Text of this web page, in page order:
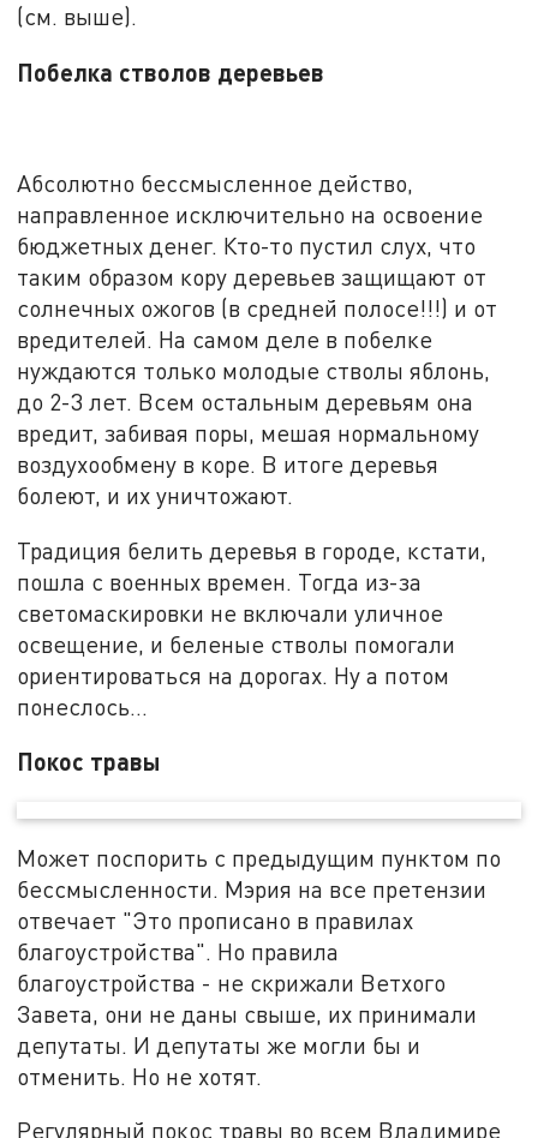
(см. выше).
Побелка стволов деревьев
Абсолютно бессмысленное действо,
направленное исключительно на освоение
бюджетных денег. Кто-то пустил слух, что
таким образом кору деревьев защищают от
солнечных ожогов (в средней полосе!!!) и от
вредителей. На самом деле в побелке
нуждаются только молодые стволы яблонь,
до 2-3 лет. Всем остальным деревьям она
вредит, забивая поры, мешая нормальному
воздухообмену в коре. В итоге деревья
болеют, и их уничтожают.
Традиция белить деревья в городе, кстати,
пошла с военных времен. Тогда из-за
светомаскировки не включали уличное
освещение, и беленые стволы помогали
ориентироваться на дорогах. Ну а потом
понеслось...
Покос травы
Может поспорить с предыдущим пунктом по
бессмысленности. Мэрия на все претензии
отвечает "Это прописано в правилах
благоустройства". Но правила
благоустройства - не скрижали Ветхого
Завета, они не даны свыше, их принимали
депутаты. И депутаты же могли бы и
отменить. Но не хотят.
Регулярный покос травы во всем Владимире